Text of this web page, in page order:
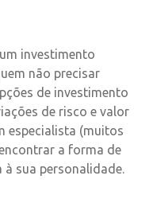
investimento
não precisar
de investimento
de risco e valor
especialista (muitos
a forma de
à sua personalidade.